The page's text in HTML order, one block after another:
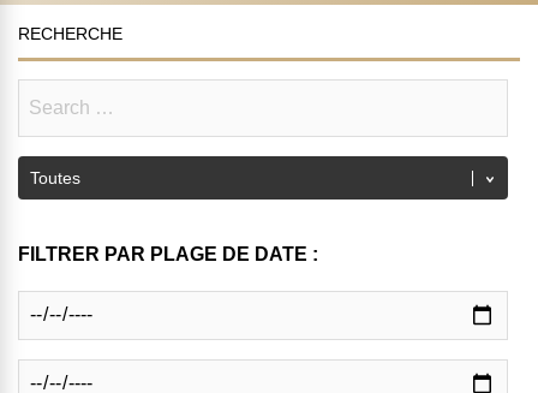
RECHERCHE
FILTRER PAR PLAGE DE DATE :